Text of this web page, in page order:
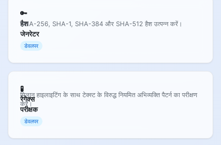
🔑
हैश
जेनरेटर
SHA-256, SHA-1, SHA-384 और SHA-512 हैश उत्पन्न करें।
डेवलपर
🧪
रेगेक्स
परीक्षक
मिलान हाइलाइटिंग के साथ टेक्स्ट के विरुद्ध नियमित अभिव्यक्ति पैटर्न का परीक्षण
करें।
डेवलपर